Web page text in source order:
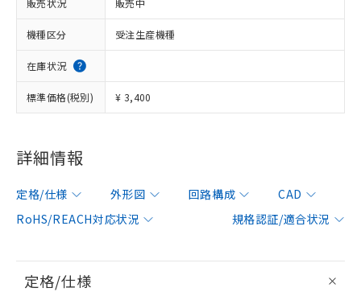
販売状況 販売中
機種区分 受注生産機種
在庫状況
標準価格(税別) ¥ 3,400
詳細情報
定格/仕様 外形図 回路構成
CAD
RoHS/REACH対応状況
規格認証/適合状況
定格/仕様